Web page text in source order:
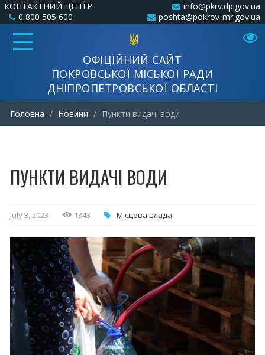
КОНТАКТНИЙ ЦЕНТР:
0 800 505 600
info@pkrv.dp.gov.ua
poshta@pokrov-mr.gov.ua
ОФІЦІЙНИЙ САЙТ
ПОКРОВСЬКОЇ МІСЬКОЇ РАДИ
ДНІПРОПЕТРОВСЬКОЇ ОБЛАСТІ
Головна Новини Пункти видачі води
ПУНКТИ ВИДАЧІ ВОДИ
July 3, 2023 1343 Місцева влада